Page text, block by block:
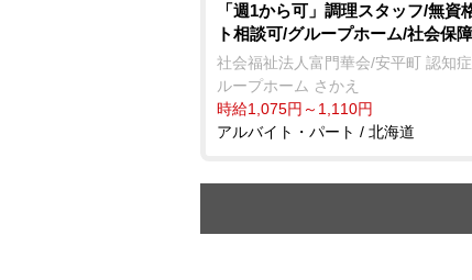
「週1から可」調理スタッフ/無資
ト相談可/グループホーム/社会保
社会福祉法人富門華会/安平町 認知
ループホーム さかえ
時給1,075円～1,110円
アルバイト・パート / 北海道